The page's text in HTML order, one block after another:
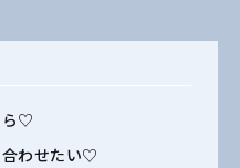
ら♡
合わせたい♡